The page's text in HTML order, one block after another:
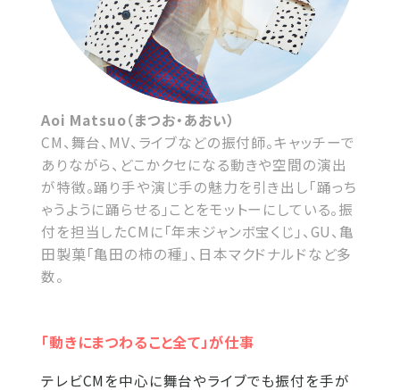
Aoi Matsuo（まつお・あおい）
CM、舞台、MV、ライブなどの振付師。キャッチーで
ありながら、どこかクセになる動きや空間の演出
が特徴。踊り手や演じ手の魅力を引き出し｢踊っち
ゃうように踊らせる｣ことをモットーにしている。振
付を担当したCMに｢年末ジャンボ宝くじ｣、GU、亀
田製菓｢亀田の柿の種｣、日本マクドナルドなど多
数。
「動きにまつわること全て」が仕事
テレビCMを中心に舞台やライブでも振付を手が